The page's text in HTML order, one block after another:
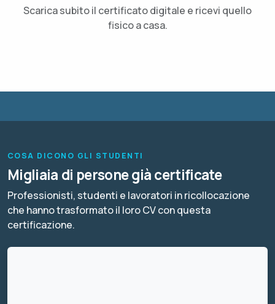
Scarica subito il certificato digitale e ricevi quello
fisico a casa.
COSA DICONO GLI STUDENTI
Migliaia di persone già certificate
Professionisti, studenti e lavoratori in ricollocazione
che hanno trasformato il loro CV con questa
certificazione.